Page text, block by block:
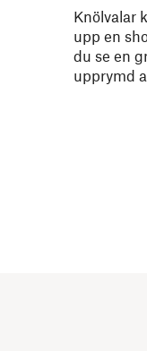
Knölvalar
upp en
du se en
upprymd